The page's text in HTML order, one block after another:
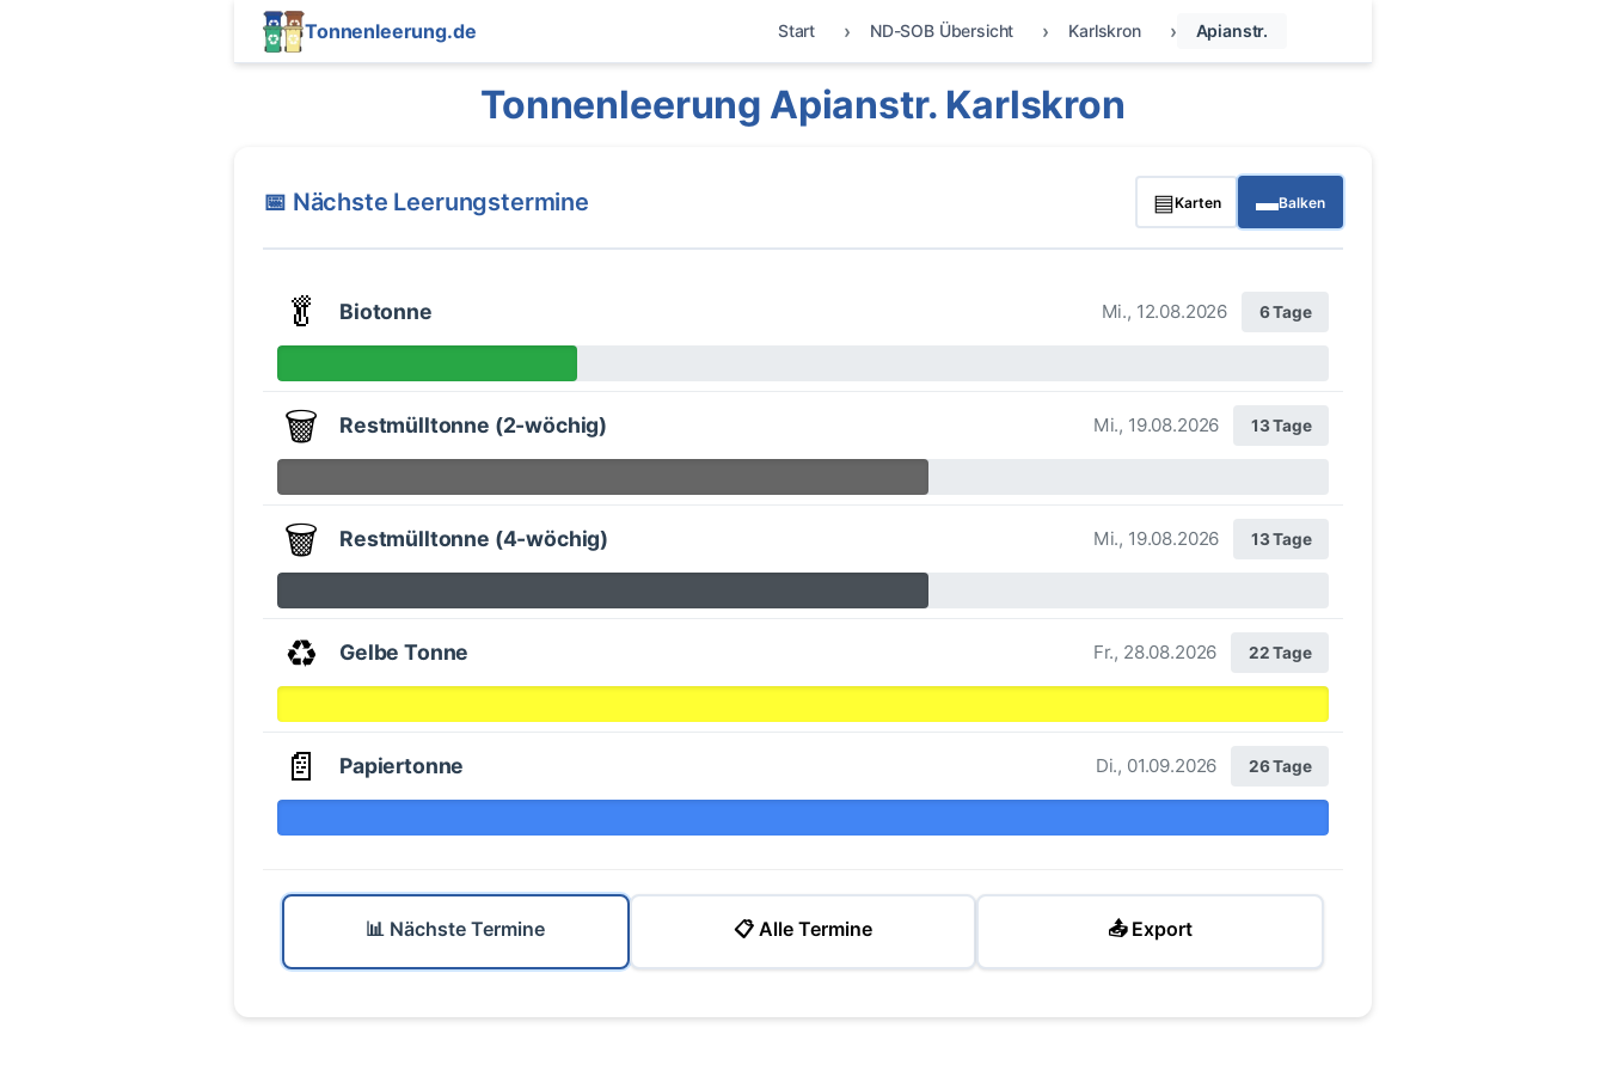
Tonnenleerung.de Start ND-SOB Übersicht Karlskron Apianstr.
Tonnenleerung Apianstr. Karlskron
📅 Nächste Leerungstermine ▤Karten ▬Balken
🥬 Biotonne Mi., 12.08.2026 6 Tage
🗑️ Restmülltonne (2-wöchig) Mi., 19.08.2026 13 Tage
🗑️ Restmülltonne (4-wöchig) Mi., 19.08.2026 13 Tage
♻️ Gelbe Tonne Fr., 28.08.2026 22 Tage
📄 Papiertonne Di., 01.09.2026 26 Tage
📊 Nächste Termine 📋 Alle Termine 📤 Export